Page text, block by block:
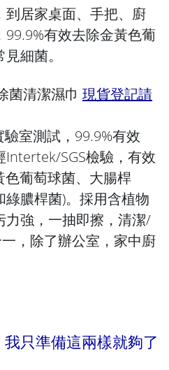
居家桌面、手把、廚
有效去除金黃色葡
細菌。
菌清潔濕巾 現貨登記請
驗室測試，99.9%有效
SGS檢驗，有效
葡萄球菌、大腸桿
膿桿菌)。採用含植物
力強，一抽即擦，清潔/
，除了辦公室，家中廚
只準備這兩樣就夠了